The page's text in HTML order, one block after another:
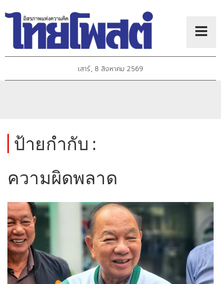
เสาร์, 8 สิงหาคม 2569
ป้ายกำกับ :
ความผิดพลาด